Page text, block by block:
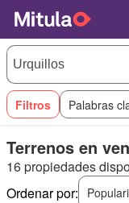
Filtros Palabras
Terrenos en
16 propiedades
Ordenar por: